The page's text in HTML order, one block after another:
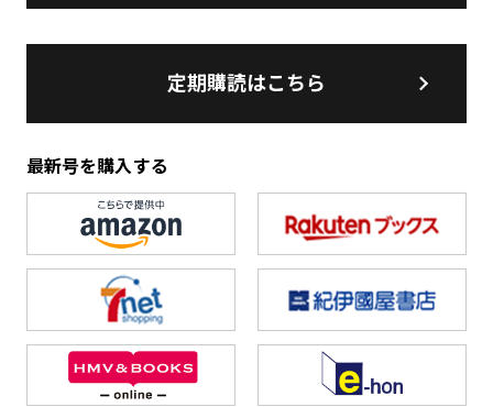
定期購読はこちら
最新号を購入する